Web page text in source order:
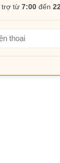
trợ từ7:00 đến